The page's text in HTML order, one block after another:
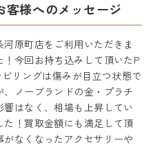
客様へのメッセージ
原町店をご利用いただきま
今回お持ち込みして頂いたP
リングは傷みが目立つ状態で
ノーブランドの金・プラチ
はなく、相場も上昇してい
！買取金額にも満足して頂
なくなったアクセサリーや